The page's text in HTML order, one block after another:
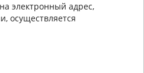
электронный адрес,
осуществляется